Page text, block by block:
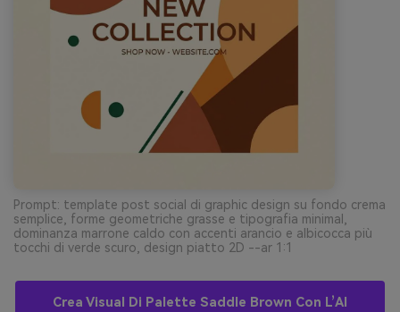
Prompt: template post social di graphic design su fondo crema
semplice, forme geometriche grasse e tipografia minimal,
dominanza marrone caldo con accenti arancio e albicocca più
tocchi di verde scuro, design piatto 2D --ar 1:1
Crea Visual Di Palette Saddle Brown Con L’AI